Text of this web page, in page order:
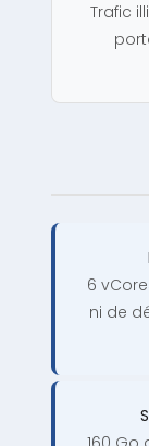
Trafic
6
ni de